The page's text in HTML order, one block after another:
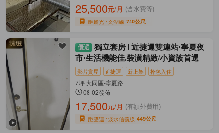
25,500元/月 (含水費等)
距麟光 文湖線 740公尺
獨立套房
近捷運雙連站·寧夏夜
市·生活機能佳.裝潢精緻/小資族首選
影片賞屋 近捷運 新上架 拎包入住
7坪 大同區-寧夏路
08-02發佈
17,500元/月 (有額外費用)
距雙連 淡水信義線 449公尺